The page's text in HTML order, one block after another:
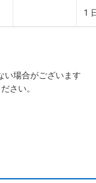
1
い場合がございます
さい。